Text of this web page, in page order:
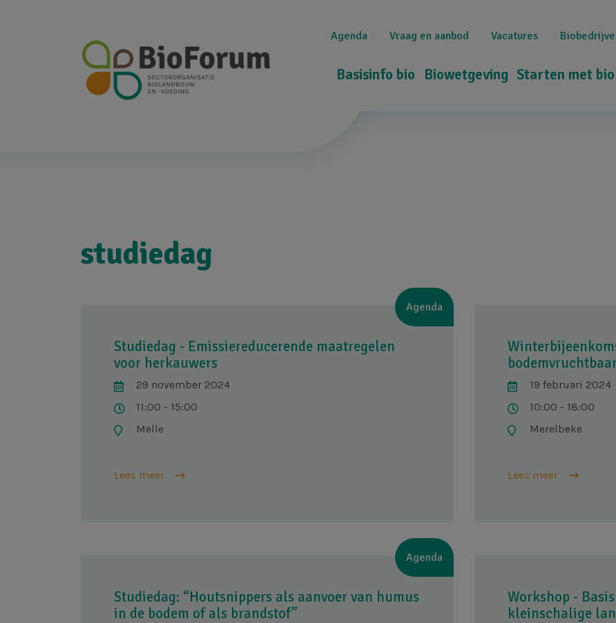
naar
inhoud
Hoofdnavigatie
Basisinfo bio Biowetgeving Starten met bio
Top
Agenda Vraag en aanbod Vacatures
studiedag
Agenda
Studiedag - Emissiereducerende maatregelen
voor herkauwers
29 november 2024
11:00 - 15:00
Melle
Lees meer
19 februari 2024
10:00 - 18:00
Merelbeke
Lees meer
Agenda
Studiedag: “Houtsnippers als aanvoer van humus
in de bodem of als brandstof”
Workshop -
kleinschalige